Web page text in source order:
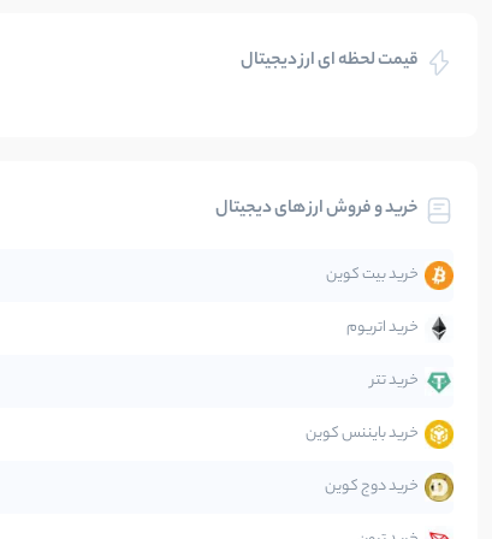
بلاکچین
تحلیل
جهان
دیفای
صرافی‌ها
قانون‌گذاری
قیمت لحظه ای ارز دیجیتال
خرید و فروش ارز های دیجیتال
خرید بیت کوین
خرید اتریوم
خرید تتر
خرید بایننس کوین
خرید دوج کوین